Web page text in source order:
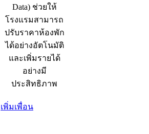
Data) ช่วยให้
โรงแรมสามารถ
ปรับราคาห้องพัก
ได้อย่างอัตโนมัติ
และเพิ่มรายได้
อย่างมี
ประสิทธิภาพ
เพิ่มเพื่อน